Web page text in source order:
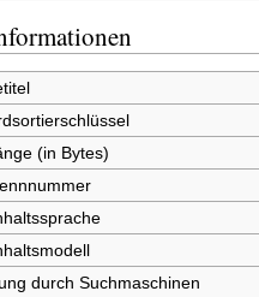
(in Bytes)
durch Suchmaschinen